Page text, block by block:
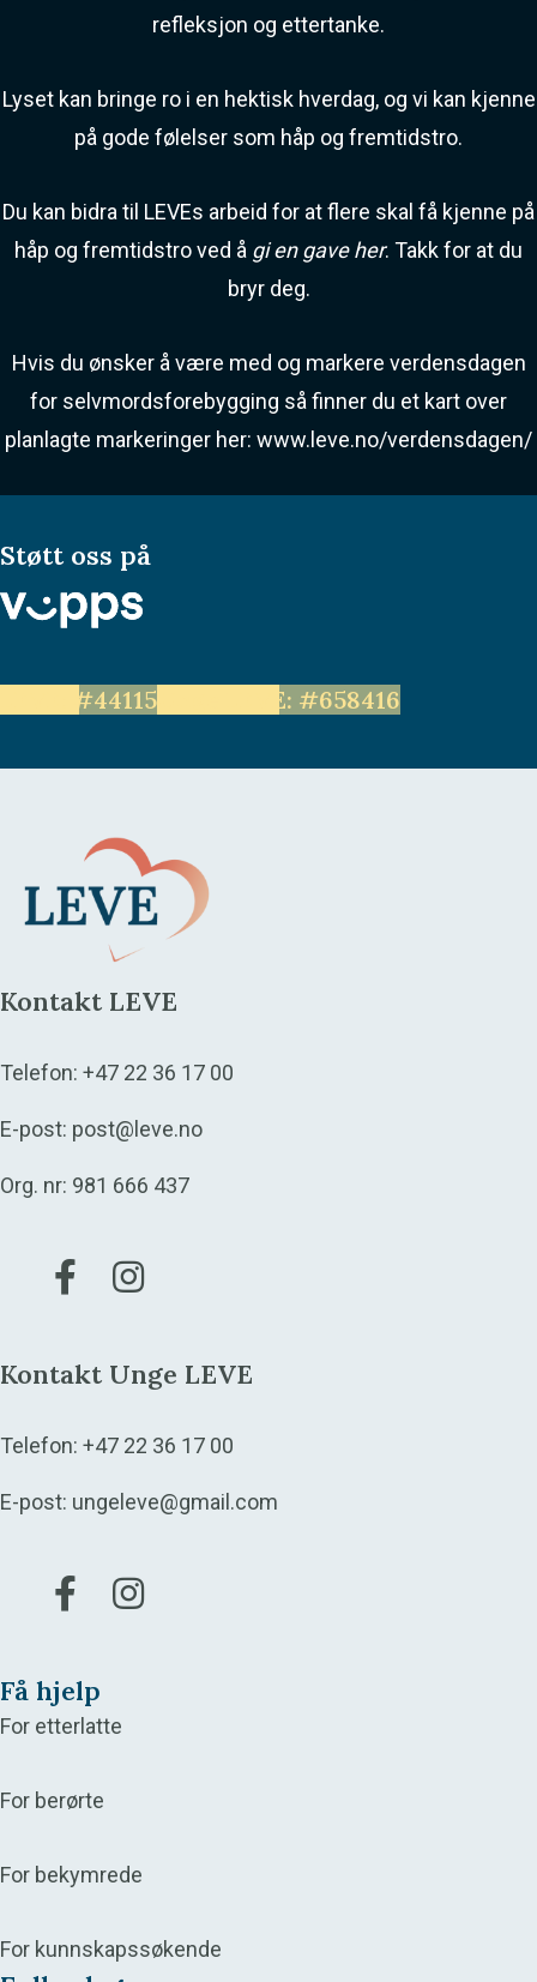
o
l L
n
refleksjon og ettertanke.
Lyset kan bringe ro i en hektisk hverdag, og vi kan kjenne
på gode følelser som håp og fremtidstro.
Du kan bidra til LEVEs arbeid for at flere skal få kjenne på
håp og fremtidstro ved å gi en gave her. Takk for at du
bryr deg.
Hvis du ønsker å være med og markere verdensdagen
for selvmordsforebygging så finner du et kart over
planlagte markeringer her: www.leve.no/verdensdagen/
Støtt oss på
LEVE: #44115 Unge LEVE: #658416
Kontakt LEVE
Telefon: +47 22 36 17 00
E-post: post@leve.no
Org. nr: 981 666 437
Gå til vår Facebook
Gå til vår Instagram
Kontakt Unge LEVE
Telefon: +47 22 36 17 00
E-post: ungeleve@gmail.com
Gå til vår Facebook
Gå til vår Instagram
Få hjelp
For etterlatte
For berørte
For bekymrede
For kunnskapssøkende